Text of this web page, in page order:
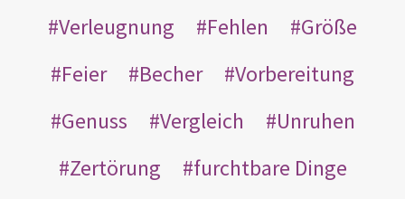
Verleugnung Fehlen
Größe
Feier
Becher
Vorbereitung
Genuss
Vergleich
Unruhen
Zertörung
furchtbare Dinge